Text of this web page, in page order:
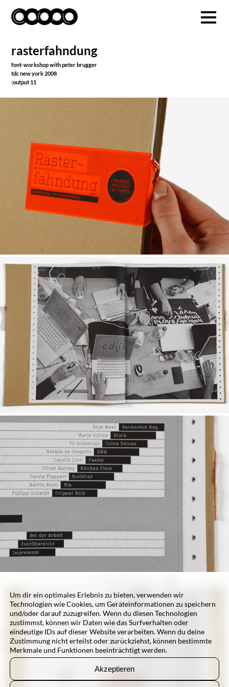
Um dir ein optimales Erlebnis zu bieten, verwenden wir
Technologien wie Cookies, um Geräteinformationen zu speichern
und/oder darauf zuzugreifen. Wenn du diesen Technologien
zustimmst, können wir Daten wie das Surfverhalten oder
eindeutige IDs auf dieser Website verarbeiten. Wenn du deine
Zustimmung nicht erteilst oder zurückziehst, können bestimmte
Merkmale und Funktionen beeinträchtigt werden.
Akzeptieren
rasterfahndung
font-workshop with peter brugger
tdc new york 2008
:output 11